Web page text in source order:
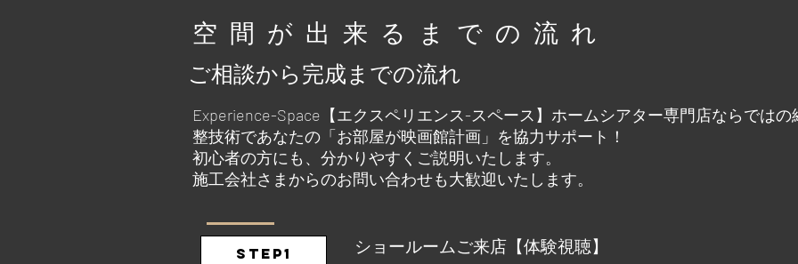
​空間が出来るまでの流れ
ご相談から完成までの流れ
Experience-Space【エクスペリエンス-スペース】ホームシアター専門店ならでは
整技術であなたの「お部屋が映画館計画」を協力サポート！
初心者の方にも、分かりやすくご説明いたします。
施工会社さまからのお問い合わせも大歓迎いたします。
STEP1 ショールームご来店【体験視聴】